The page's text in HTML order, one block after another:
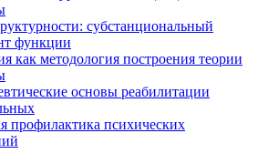
субстанциональный
функции
как методология построения теории
основы реабилитации
профилактика психических